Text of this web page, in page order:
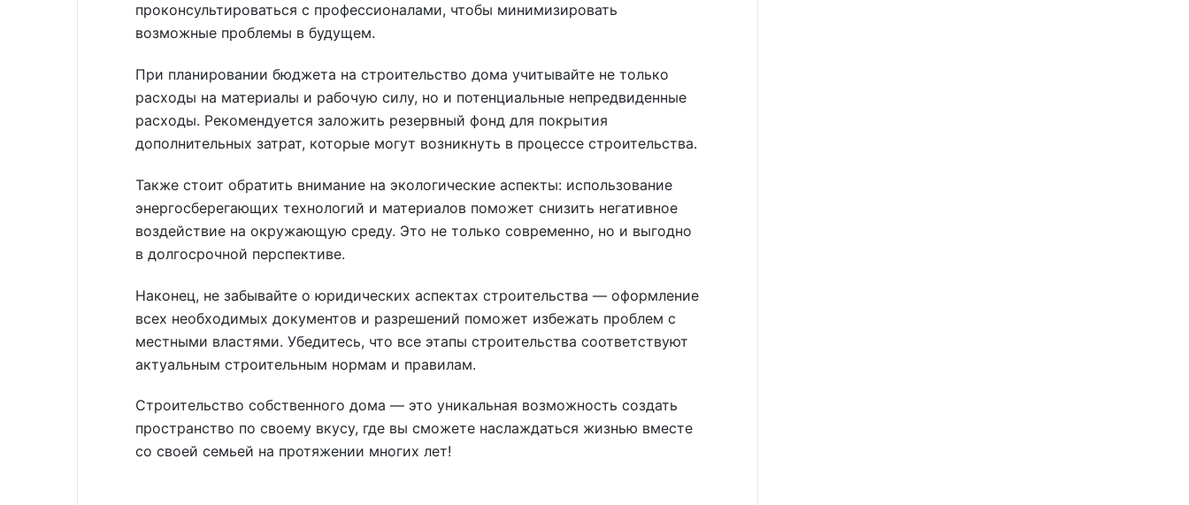
проконсультироваться с профессионалами, чтобы минимизировать
возможные проблемы в будущем.
При планировании бюджета на строительство дома учитывайте не только
расходы на материалы и рабочую силу, но и потенциальные непредвиденные
расходы. Рекомендуется заложить резервный фонд для покрытия
дополнительных затрат, которые могут возникнуть в процессе строительства.
Также стоит обратить внимание на экологические аспекты: использование
энергосберегающих технологий и материалов поможет снизить негативное
воздействие на окружающую среду. Это не только современно, но и выгодно
в долгосрочной перспективе.
Наконец, не забывайте о юридических аспектах строительства — оформление
всех необходимых документов и разрешений поможет избежать проблем с
местными властями. Убедитесь, что все этапы строительства соответствуют
актуальным строительным нормам и правилам.
Строительство собственного дома — это уникальная возможность создать
пространство по своему вкусу, где вы сможете наслаждаться жизнью вместе
со своей семьей на протяжении многих лет!